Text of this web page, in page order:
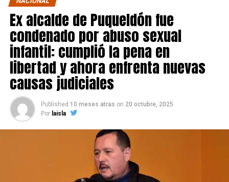
Ex alcalde de Puqueldón fue
condenado por abuso sexual
infantil: cumplió la pena en
libertad y ahora enfrenta nuevas
causas judiciales
Published 10 meses atras on 20 octubre, 2025
Por laisla